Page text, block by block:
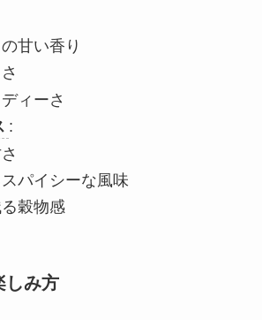
甘い香り
ィーさ
:
パイシーな風味
穀物感
しみ方